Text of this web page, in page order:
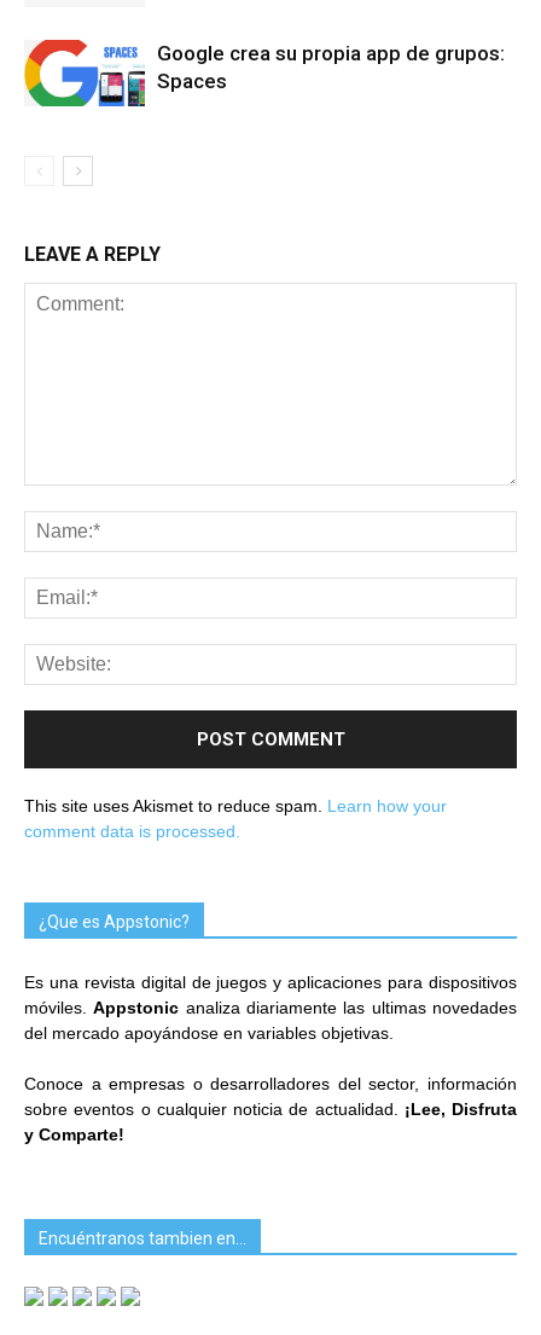
Google crea su propia app de grupos:
Spaces
LEAVE A REPLY
This site uses Akismet to reduce spam. Learn how your
comment data is processed.
¿Que es Appstonic?
Es una revista digital de juegos y aplicaciones para dispositivos
móviles.Appstonic analiza diariamente las ultimas novedades
del mercado apoyándose en variables objetivas.
Conoce a empresas o desarrolladores del sector, información
sobre eventos o cualquier noticia de actualidad. ¡Lee, Disfruta
y Comparte!
Encuéntranos tambien en…